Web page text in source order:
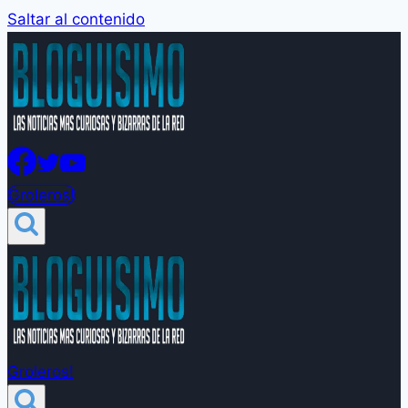
Saltar al contenido
Groleros!
Groleros!